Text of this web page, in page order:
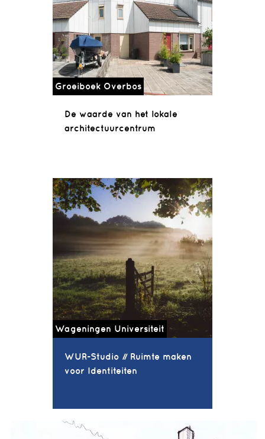
Groeiboek Overbos
De waarde van het lokale
architectuurcentrum
Wageningen Universiteit
WUR-Studio // Ruimte maken
voor Identiteiten